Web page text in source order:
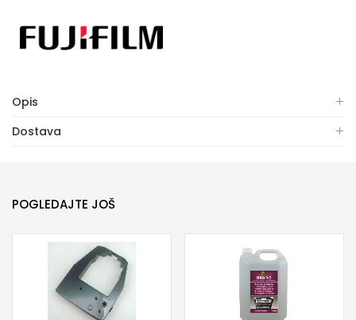
Opis
Dostava
POGLEDAJTE JOŠ